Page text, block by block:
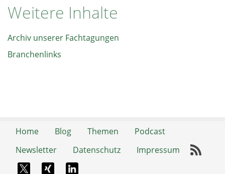
Weitere Inhalte
Archiv unserer Fachtagungen
Branchenlinks
Home Blog Themen
Podcast
Newsletter
Datenschutz Impressum
X-TwitterXing